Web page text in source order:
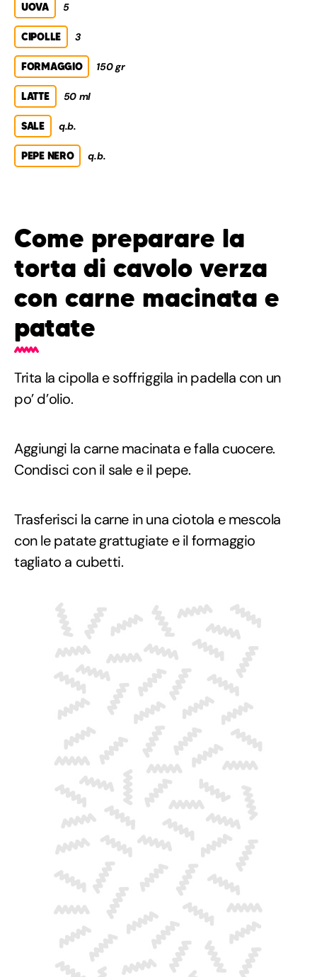
UOVA 5
CIPOLLE 3
FORMAGGIO 150 gr
LATTE 50 ml
SALE q.b.
PEPE NERO q.b.
Come preparare la
torta di cavolo verza
con carne macinata e
patate
Trita la cipolla e soffriggila in padella con un
po’ d’olio.
Aggiungi la carne macinata e falla cuocere.
Condisci con il sale e il pepe.
Trasferisci la carne in una ciotola e mescola
con le patate grattugiate e il formaggio
tagliato a cubetti.